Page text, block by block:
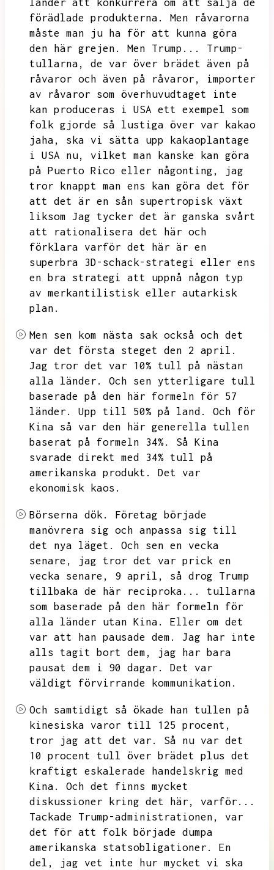
länder att konkurrera om att sälja de
förädlade produkterna.
Men råvarorna
måste man ju ha för att kunna göra
den här grejen.
Men Trump...
Trump-
tullarna,
de var över brädet även på
råvaror och även på råvaror,
importer
av råvaror som överhuvudtaget inte
kan produceras i USA ett exempel som
folk gjorde så lustiga över var kakao
jaha,
ska vi sätta upp kakaoplantage
i USA nu,
vilket man kanske kan göra
på Puerto Rico eller någonting,
jag
tror knappt man ens kan göra det för
att det är en sån supertropisk växt
liksom Jag tycker det är ganska svårt
att rationalisera det här och
förklara varför det här är en
superbra 3D-schack-strategi eller ens
en bra strategi att uppnå någon typ
av merkantilistisk eller autarkisk
plan.
Men sen kom nästa sak också och det
var det första steget den 2 april.
Jag tror det var 10% tull på nästan
alla länder.
Och sen ytterligare tull
baserade på den här formeln för 57
länder.
Upp till 50% på land.
Och för
Kina så var den här generella tullen
baserat på formeln 34%.
Så Kina
svarade direkt med 34% tull på
amerikanska produkt.
Det var
ekonomisk kaos.
Börserna dök.
Företag började
manövrera sig och anpassa sig till
det nya läget.
Och sen en vecka
senare,
jag tror det var prick en
vecka senare,
9 april,
så drog Trump
tillbaka de här reciproka...
tullarna
som baserade på den här formeln för
alla länder utan Kina.
Eller om det
var att han pausade dem.
Jag har inte
alls tagit bort dem,
jag har bara
pausat dem i 90 dagar.
Det var
väldigt förvirrande kommunikation.
Och samtidigt så ökade han tullen på
kinesiska varor till 125 procent,
tror jag att det var.
Så nu var det
10 procent tull över brädet plus det
kraftigt eskalerade handelskrig med
Kina.
Och det finns mycket
diskussioner kring det här,
varför...
Tackade Trump-administrationen,
var
det för att folk började dumpa
amerikanska statsobligationer.
En
del,
jag vet inte hur mycket vi ska